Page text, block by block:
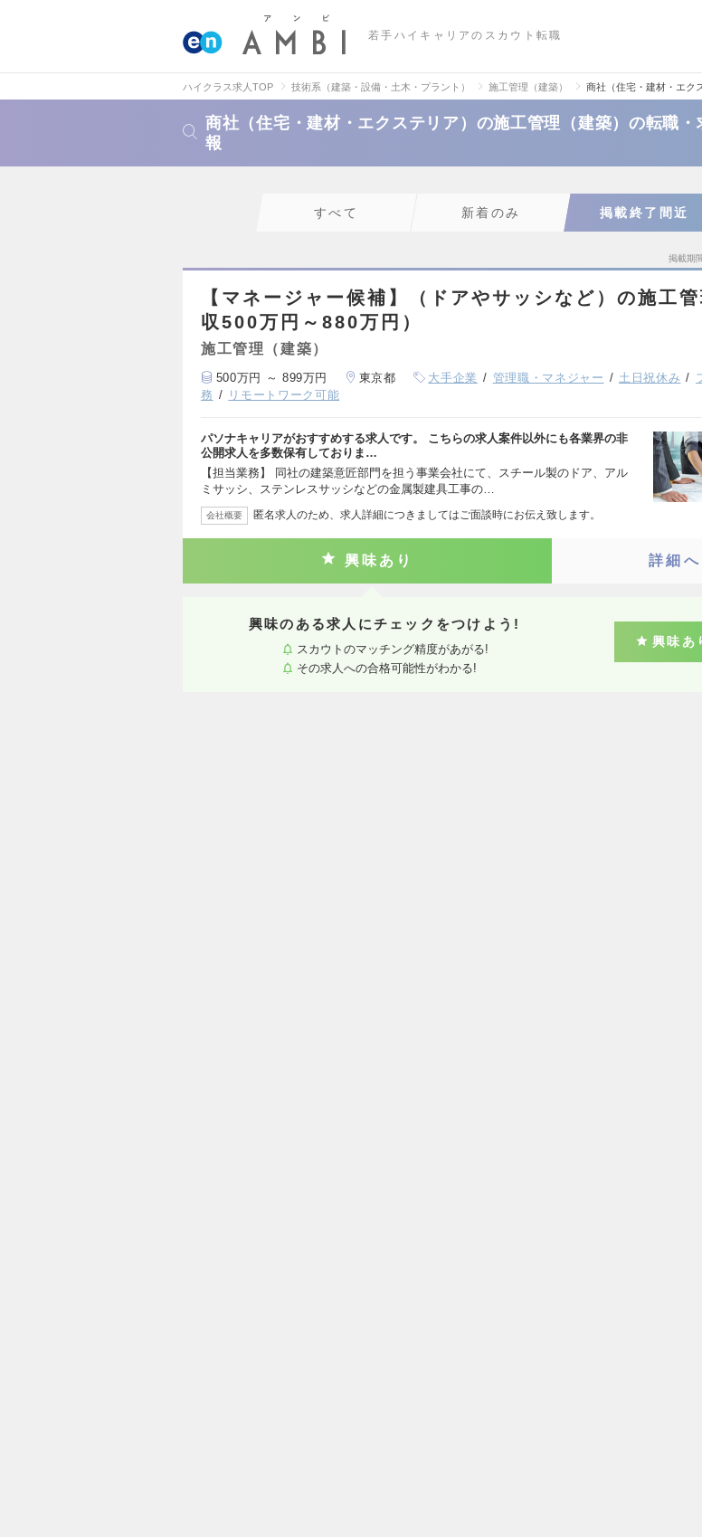
若手ハイキャリアのスカウト転職
ハイクラス求人TOP 技術系（建築・設備・土木・プラント） 施工管理（建築） 商社（住宅・建材・エク
商社（住宅・建材・エクステリア）の施工管理（建築）の転職・
報
すべて 新着のみ 掲載終了間近
掲載期間
【マネージャー候補】（ドアやサッシなど）の施工
収500万円～880万円）
施工管理（建築）
500万円 ～ 899万円 東京都 大手企業 管理職・マネジャー 土日祝休み
務
リモートワーク可能
パソナキャリアがおすすめする求人です。 こちらの求人案件以外にも各業界の非
公開求人を多数保有しておりま…
【担当業務】 同社の建築意匠部門を担う事業会社にて、スチール製のドア、アル
ミサッシ、ステンレスサッシなどの金属製建具工事の…
会社概要 匿名求人のため、求人詳細につきましてはご面談時にお伝え致します。
興味あり 詳細へ
興味のある求人にチェックをつけよう!
スカウトのマッチング精度があがる!
その求人への合格可能性がわかる!
興味あ